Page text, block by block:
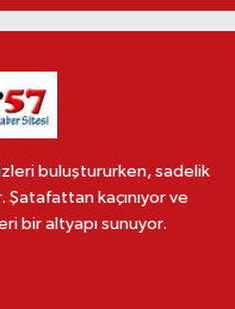
buluştururken, sadelik
kaçınıyor ve
bir altyapı sunuyor.